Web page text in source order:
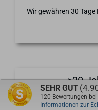
Wir gewähren 30
>20
SEHR GUT
120 Bewertungen bei
Informationen zur